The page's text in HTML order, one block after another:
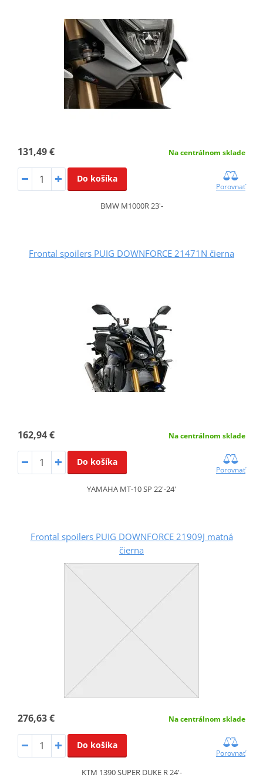
131,49 € Na centrálnom sklade
Do košíka
Porovnať
BMW M1000R 23'-
Frontal spoilers PUIG DOWNFORCE 21471N čierna
162,94 € Na centrálnom sklade
Do košíka
Porovnať
YAMAHA MT-10 SP 22'-24'
Frontal spoilers PUIG DOWNFORCE 21909J matná
čierna
276,63 € Na centrálnom sklade
Do košíka
Porovnať
KTM 1390 SUPER DUKE R 24'-